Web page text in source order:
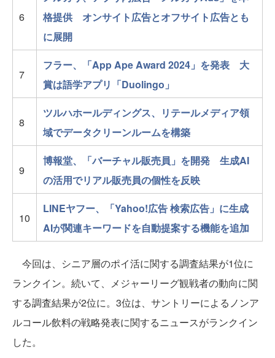
6
格提供 オンサイト広告とオフサイト広告とも
に展開
7
フラー、「App Ape Award 2024」を発表 大
賞は語学アプリ「Duolingo」
8
ツルハホールディングス、リテールメディア領
域でデータクリーンルームを構築
9
博報堂、「バーチャル販売員」を開発 生成AI
の活用でリアル販売員の個性を反映
10
LINEヤフー、「Yahoo!広告 検索広告」に生成
AIが関連キーワードを自動提案する機能を追加
今回は、シニア層のポイ活に関する調査結果が1位に
ランクイン。続いて、メジャーリーグ観戦者の動向に関
する調査結果が2位に。3位は、サントリーによるノンア
ルコール飲料の戦略発表に関するニュースがランクイン
した。